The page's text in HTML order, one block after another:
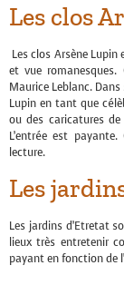
Les clos
Les clos Arsène
etvue
Maurice Leblanc.
Lupin en tant que
ou des caricatures
L’entrée est
lecture.
Les
Les jardins d’Etretat
lieux très entretenir
payant en fonction de